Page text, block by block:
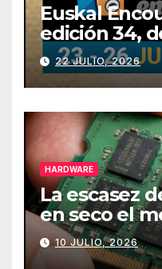
Euskal
edición 34,
julio
22 JULIO, 2026
HARDWARE
La escasez
en seco el
de PCs
10 JULIO, 2026